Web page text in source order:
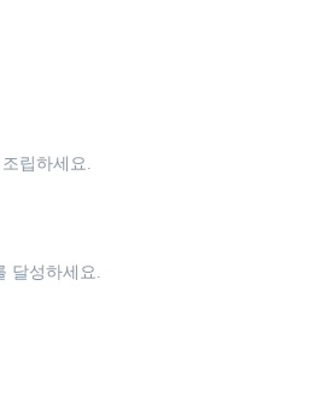
립하세요.
달성하세요.